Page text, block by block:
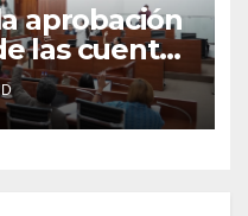
aprobación
las cuentas